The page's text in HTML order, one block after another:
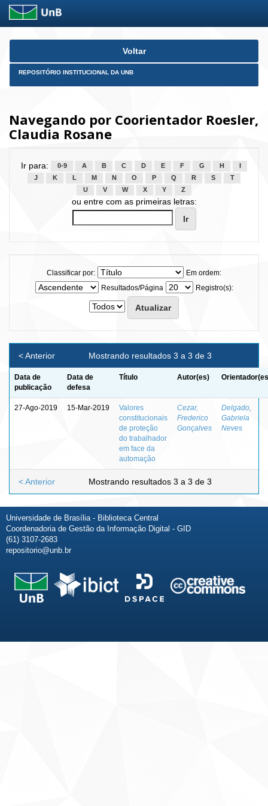
Skip
Voltar
REPOSITÓRIO INSTITUCIONAL DA UNB
Navegando por Coorientador Roesler,
Claudia Rosane
Ir para: 0-9 A B C D E F G H
J
K L M N O P Q R S
T
U
V W X Y Z
ou entre com as primeiras letras:
Classificar por:
Em ordem:
Resultados/Página
Registro(s):
Mostrando resultados 3 a 3 de 3
< Anterior
Data de
publicação
Data de
defesa
Título Autor(es)
27-Ago-2019 15-Mar-2019
Valores
constitucionais
de proteção
do trabalhador
em face da
automação
Cezar,
Frederico
Gonçalves
Delgado,
Gabriela
Neves
Mostrando resultados 3 a 3 de 3
< Anterior
Universidade de Brasília - Biblioteca Central
Coordenadoria de Gestão da Informação Digital - GID
(61) 3107-2683
repositorio@unb.br